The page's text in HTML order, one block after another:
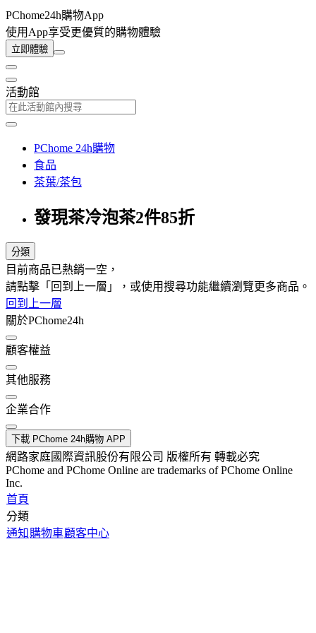
PChome24h購物App
使用App享受更優質的購物體驗
立即體驗
活動館
PChome 24h購物
食品
茶葉/茶包
發現茶冷泡茶2件85折
分類
目前商品已熱銷一空，
請點擊「回到上一層」，或使用搜尋功能繼續瀏覽更多商品。
回到上一層
關於PChome24h
顧客權益
其他服務
企業合作
下載 PChome 24h購物 APP
網路家庭國際資訊股份有限公司 版權所有 轉載必究
PChome and PChome Online are trademarks of PChome Online
Inc.
首頁
分類
通知 購物車顧客中心